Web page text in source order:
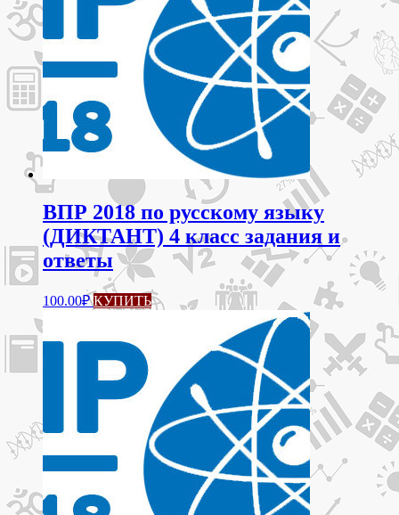
ВПР 2018 по русскому языку
(ДИКТАНТ) 4 класс задания и
ответы
100.00₽ КУПИТЬ